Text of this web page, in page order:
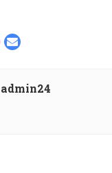
Email
admin24